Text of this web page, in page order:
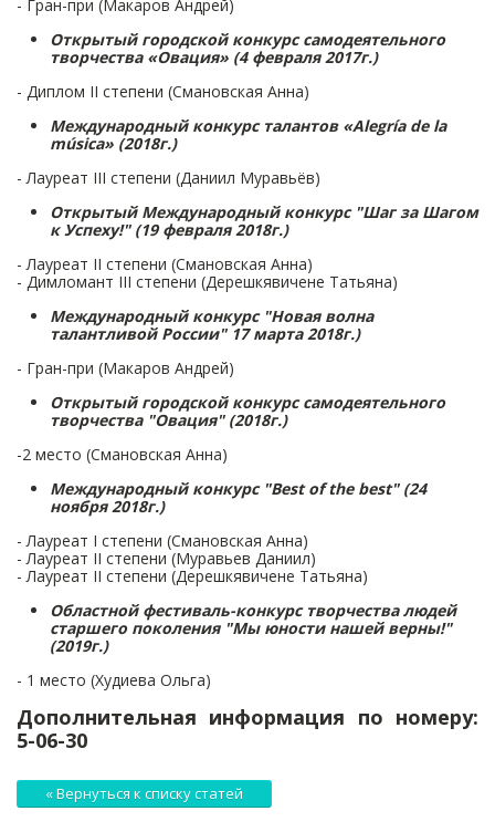
- Гран-при (Макаров Андрей)
Открытый городской конкурс самодеятельного
творчества «Овация» (4 февраля 2017г.)
- Диплом II степени (Смановская Анна)
Международный конкурс талантов «Alegría de la
música» (2018г.)
- Лауреат III степени (Даниил Муравьёв)
Открытый Международный конкурс "Шаг за Шагом
к Успеху!" (19 февраля 2018г.)
- Лауреат II степени (Смановская Анна)
- Димломант III степени (Дерешкявичене Татьяна)
Международный конкурс "Новая волна
талантливой России" 17 марта 2018г.)
- Гран-при (Макаров Андрей)
Открытый городской конкурс самодеятельного
творчества "Овация" (2018г.)
-2 место (Смановская Анна)
Международный конкурс "Best of the best" (24
ноября 2018г.)
- Лауреат I степени (Смановская Анна)
- Лауреат II степени (Муравьев Даниил)
- Лауреат II степени (Дерешкявичене Татьяна)
Областной фестиваль-конкурс творчества людей
старшего поколения "Мы юности нашей верны!"
(2019г.)
- 1 место (Худиева Ольга)
Дополнительная информация по номеру:
5-06-30
« Вернуться к списку статей